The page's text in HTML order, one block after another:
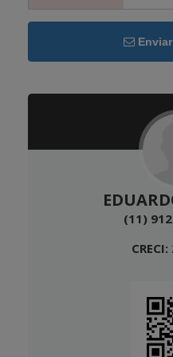
Enviar
(11)